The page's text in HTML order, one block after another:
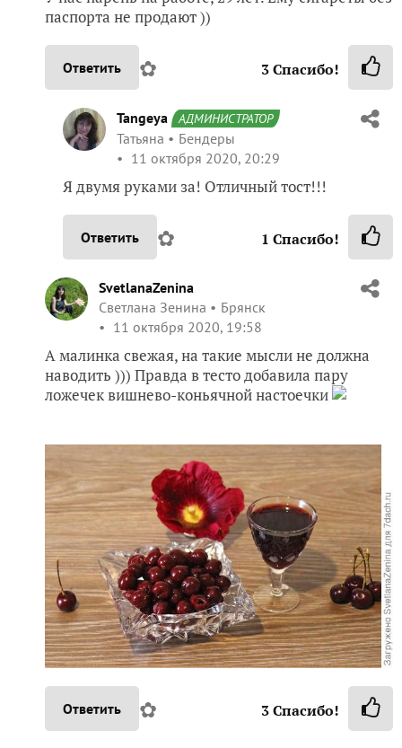
паспорта не продают ))
Ответить ✿ 3Спасибо!
Tangeya АДМИНИСТРАТОР
Татьяна
Бендеры
11 октября 2020, 20:29
Я двумя руками за! Отличный тост!!!
Ответить ✿ 1 Спасибо!
SvetlanaZenina
Светлана Зенина
Брянск
11 октября 2020, 19:58
А малинка свежая, на такие мысли не должна
наводить ))) Правда в тесто добавила пару
ложечек вишнево-коньячной настоечки
Ответить ✿ 3Спасибо!